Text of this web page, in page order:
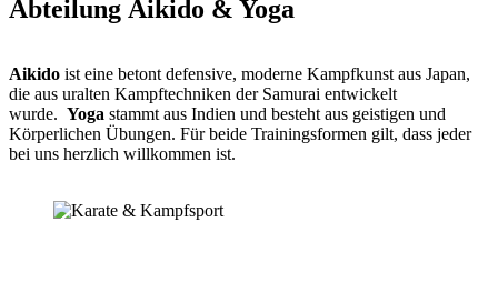
Abteilung Aikido & Yoga
Aikido ist eine betont defensive, moderne Kampfkunst aus Japan,
die aus uralten Kampftechniken der Samurai entwickelt
wurde. Yoga stammt aus Indien und besteht aus geistigen und
Körperlichen Übungen. Für beide Trainingsformen gilt, dass jeder
bei uns herzlich willkommen ist.